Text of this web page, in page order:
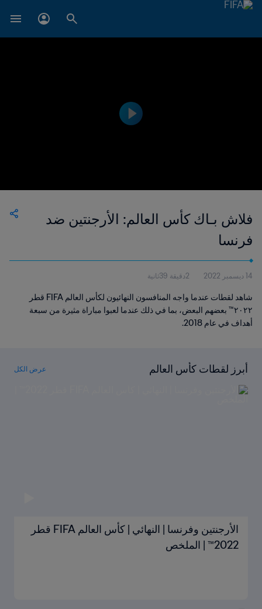
فلاش بـاك كأس العالم: الأرجنتين ضد
فرنسا
14 ديسمبر 2022 2دقيقة 39ثانية
شاهد لقطات عندما واجه المنافسون النهائيون لكأس العالم FIFA قطر
٢٠٢٢™ بعضهم البعض، بما في ذلك عندما لعبوا مباراة مثيرة من سبعة
أهداف في عام 2018.
أبرز لقطات كأس العالم عرض الكل
الأرجنتين وفرنسا | النهائي | كأس العالم FIFA قطر
2022™ | الملخص